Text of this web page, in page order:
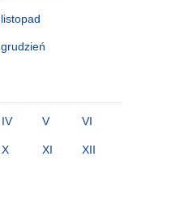
listopad
grudzień
IV V VI
X XI XII